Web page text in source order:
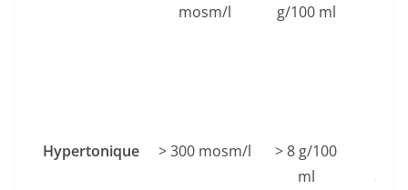
mosm/l
g/100 ml
Hypertonique > 300 mosm/l
> 8 g/100
ml